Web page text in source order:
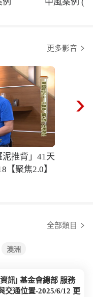
更多影音
推背」41天
【聚焦2.0】
全部類目
澳洲
訊] 基金會總部 服務
交通位置-2025/6/12 更